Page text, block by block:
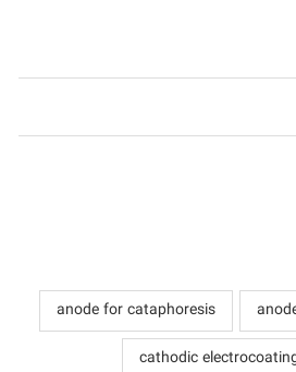
anode for cataphoresis
cathodic